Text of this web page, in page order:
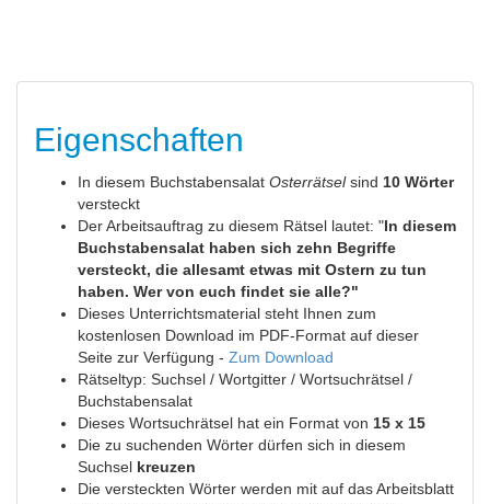
Eigenschaften
In diesem Buchstabensalat Osterrätselsind 10 Wörter
versteckt
Der Arbeitsauftrag zu diesem Rätsel lautet: "In diesem
Buchstabensalat haben sich zehn Begriffe
versteckt, die allesamt etwas mit Ostern zu tun
haben. Wer von euch findet sie alle?"
Dieses Unterrichtsmaterial steht Ihnen zum
kostenlosen Download im PDF-Format auf dieser
Seite zur Verfügung - Zum Download
Rätseltyp: Suchsel / Wortgitter / Wortsuchrätsel /
Buchstabensalat
Dieses Wortsuchrätsel hat ein Format von 15 x 15
Die zu suchenden Wörter dürfen sich in diesem
Suchsel kreuzen
Die versteckten Wörter werden mit auf das Arbeitsblatt